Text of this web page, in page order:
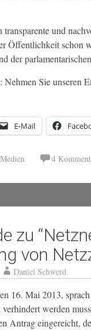
und
Öffentlichkeit schon
der
Nehmen Sie unseren
E-Mail
Medien 4
zu
von
Daniel Schwerd
16. Mai 2013,
werden
Antrag eingereicht,